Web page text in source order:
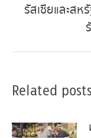
รัสเซียและส
Related